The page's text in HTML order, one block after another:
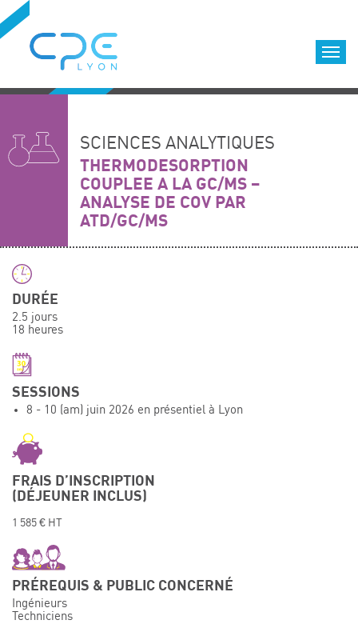
Formations qualifiantes
Formations diplômantes
Infos pratiques
Déroulement des formations
Symposium on Chain Transfer Catalysis for
sustainability – September 15 and 16, 2026
Contacts
SCIENCES ANALYTIQUES
THERMODESORPTION
COUPLEE A LA GC/MS –
ANALYSE DE COV PAR
ATD/GC/MS
DURÉE
2.5 jours
18 heures
SESSIONS
8 - 10 (am) juin 2026 en présentiel à Lyon
FRAIS D’INSCRIPTION
(DÉJEUNER INCLUS)
1 585 € HT
PRÉREQUIS & PUBLIC CONCERNÉ
Ingénieurs
Techniciens
Cookies management panel